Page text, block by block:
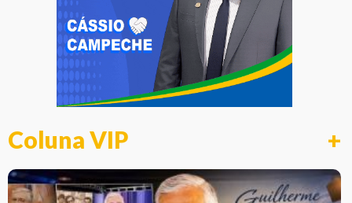
Coluna VIP +